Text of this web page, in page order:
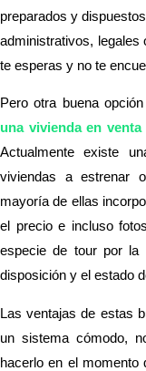
preparados y
administrativos, legales
te esperas y no te
Pero otra buena
una vivienda en
Actualmente existe
viviendas a estrenar
mayoría de ellas
el precio e incluso
especie de tour por
disposición y el estado
Las ventajas de estas
un sistema cómodo,
hacerlo en el momento